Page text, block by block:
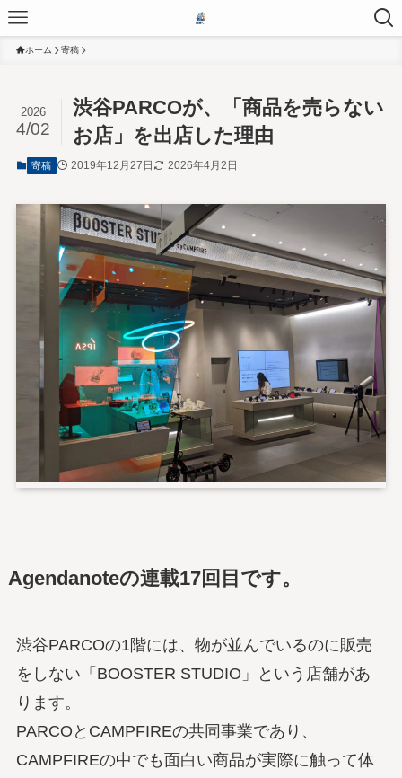
ホーム 寄稿
渋谷PARCOが、「商品を売らない
お店」を出店した理由
2026
4/02
寄稿 2019年12月27日 2026年4月2日
Agendanoteの連載17回目です。
渋谷PARCOの1階には、物が並んでいるのに販売
をしない「BOOSTER STUDIO」という店舗があ
ります。
PARCOとCAMPFIREの共同事業であり、
CAMPFIREの中でも面白い商品が実際に触って体